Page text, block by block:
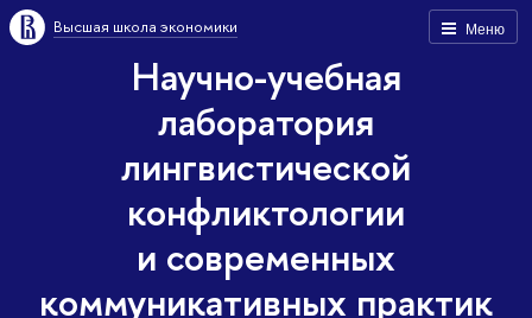
Меню
Высшая школа экономики
Научно-учебная
лаборатория
лингвистической
конфликтологии
и современных
коммуникативных практик